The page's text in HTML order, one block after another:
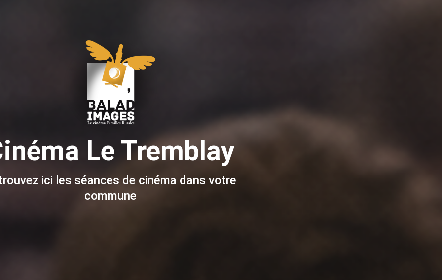
Le Tremblay
ici les séances de cinéma dans votre
commune